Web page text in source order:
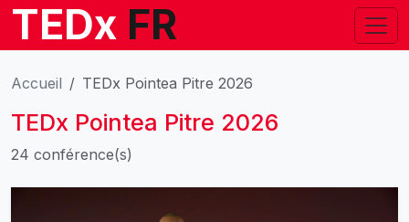
TEDx FR
Accueil TEDx Pointea Pitre 2026
TEDx Pointea Pitre 2026
24 conférence(s)